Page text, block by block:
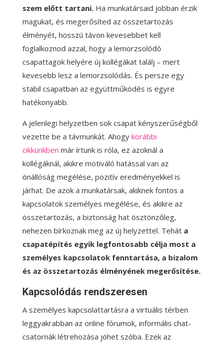
szem előtt tartani.Ha munkatársaid jobban érzik
magukat, és megerősíted az összetartozás
élményét, hosszú távon kevesebbet kell
foglalkoznod azzal, hogy a lemorzsolódó
csapattagok helyére új kollégákat találj – mert
kevesebb lesz a lemorzsolódás. És persze egy
stabil csapatban az együttműködés is egyre
hatékonyabb.
A jelenlegi helyzetben sok csapat kényszerűségből
vezette be a távmunkát. Ahogy korábbi
cikkünkben már írtunk is róla, ez azoknál a
kollégáknál, akikre motiváló hatással van az
önállóság megélése, pozitív eredményekkel is
járhat. De azok a munkatársak, akiknek fontos a
kapcsolatok személyes megélése, és akikre az
összetartozás, a biztonság hat ösztönzőleg,
nehezen bírkoznak meg az új helyzettel. Tehát a
csapatépítés egyik legfontosabb célja most a
személyes kapcsolatok fenntartása, a bizalom
és az összetartozás élményének megerősítése.
Kapcsolódás rendszeresen
A személyes kapcsolattartásra a virtuális térben
leggyakrabban az online fórumok, informális chat-
csatornák létrehozása jöhet szóba. Ezek az